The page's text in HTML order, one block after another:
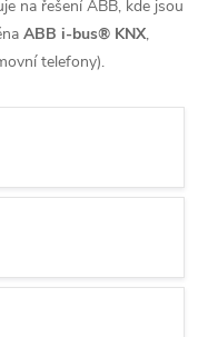
na řešení ABB, kde jsou
ABB i-bus® KNX,
telefony).